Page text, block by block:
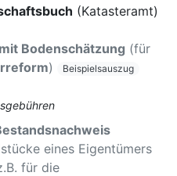
(Katasteramt)
Bodenschätzung (für
) Beispielsauszug
eines Eigentümers
für die